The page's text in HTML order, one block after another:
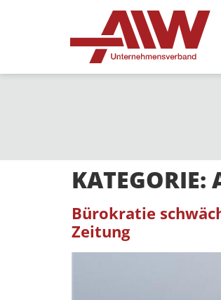
KATEGORIE:
Bürokratie
Zeitung